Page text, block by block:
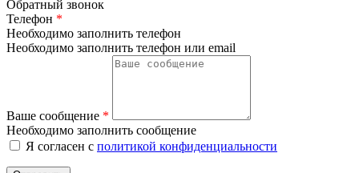
Обратный звонок
Телефон *
Необходимо заполнить телефон
Необходимо заполнить телефон или email
Ваше сообщение *
Необходимо заполнить сообщение
Я согласен с политикой конфиденциальности